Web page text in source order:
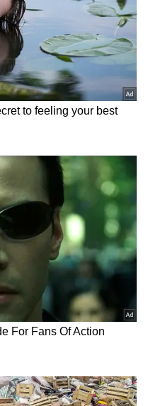
వారిపై నిఘా, పోలీసు
అని నవీన్‌రెడ్డి
నాయకుడు భాను
స్టిక్కర్లను
అలిపిరి వద్ద టిటిడి
శివాజీ మహారాజ్ విగ్రహాం
నిరాకరించింది"
వారిపై క్రమశిక్షణా
జనసేన
దెబ్బతీసినందుకు"